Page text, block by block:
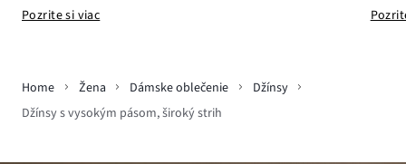
Pozrite si viac
Home Žena Dámske oblečenie
Džínsy
Džínsy s vysokým pásom, široký strih